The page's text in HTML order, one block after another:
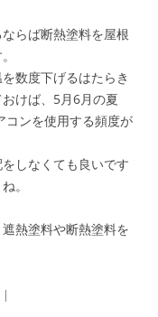
らば断熱塗料を屋根
数度下げるはたらき
けば、5月6月の夏
コンを使用する頻度が
しなくても良いです
。
熱塗料や断熱塗料を
|